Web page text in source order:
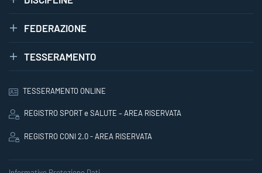
FEDERAZIONE
TESSERAMENTO
TESSERAMENTO ONLINE
REGISTRO SPORT e SALUTE – AREA RISERVATA
REGISTRO CONI 2.0 - AREA RISERVATA